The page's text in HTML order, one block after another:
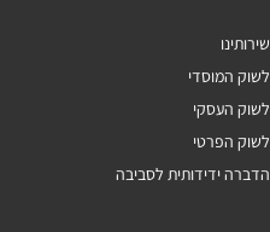
שירותינו
לשוק המוסדי
לשוק העסקי
לשוק הפרטי
הדברה ידידותית לסביבה